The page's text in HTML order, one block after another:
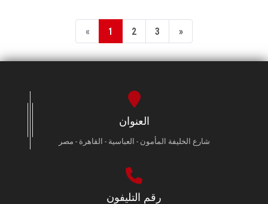
« 1 2 3 »
العنوان
شارع الخليفة المأمون - العباسية - القاهرة - مصر
رقم التليفون